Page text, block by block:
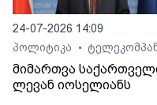
24-07-2026 14:09
პოლიტიკა
•
მიმართვა
ლევან იოსელიანს